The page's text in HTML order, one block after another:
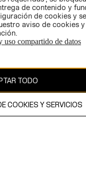
GIFT CARD
AVISO DE
de contenido y
de cookies y
aviso de cookies
uso compartido de datos
TODO
COOKIES Y SERVICIOS